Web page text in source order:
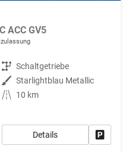
ACC GV5
Getriebe Schaltgetriebe
Außenfarbe Starlightblau Metallic
Kilometerstand
10 km
Details